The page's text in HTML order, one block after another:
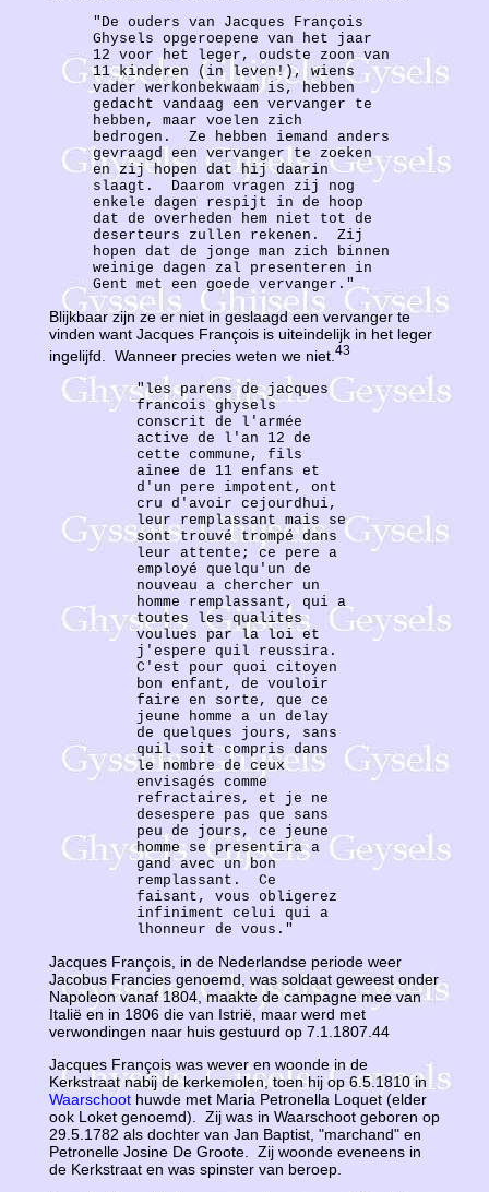
"De ouders van Jacques François
Ghysels opgeroepene van het jaar
12 voor het leger, oudste zoon van
11 kinderen (in leven!), wiens
vader werkonbekwaam is, hebben
gedacht vandaag een vervanger te
hebben, maar voelen zich
bedrogen. Ze hebben iemand anders
gevraagd een vervanger te zoeken
en zij hopen dat hij daarin
slaagt. Daarom vragen zij nog
enkele dagen respijt in de hoop
dat de overheden hem niet tot de
deserteurs zullen rekenen. Zij
hopen dat de jonge man zich binnen
weinige dagen zal presenteren in
Gent met een goede vervanger."
Blijkbaar zijn ze er niet in geslaagd een vervanger te
vinden want Jacques François is uiteindelijk in het leger
ingelijfd. Wanneer precies weten we niet.43
"les parens de jacques
francois ghysels
conscrit de l'armée
active de l'an 12 de
cette commune, fils
ainee de 11 enfans et
d'un pere impotent, ont
cru d'avoir cejourdhui,
leur remplassant mais se
sont trouvé trompé dans
leur attente; ce pere a
employé quelqu'un de
nouveau a chercher un
homme remplassant, qui a
toutes les qualites
voulues par la loi et
j'espere quil reussira.
C'est pour quoi citoyen
bon enfant, de vouloir
faire en sorte, que ce
jeune homme a un delay
de quelques jours, sans
quil soit compris dans
le nombre de ceux
envisagés comme
refractaires, et je ne
desespere pas que sans
peu de jours, ce jeune
homme se presentira a
gand avec un bon
remplassant. Ce
faisant, vous obligerez
infiniment celui qui a
lhonneur de vous."
Jacques François, in de Nederlandse periode weer
Jacobus Francies genoemd, was soldaat geweest onder
Napoleon vanaf 1804, maakte de campagne mee van
Italië en in 1806 die van Istrië, maar werd met
verwondingen naar huis gestuurd op 7.1.1807.44
Jacques François was wever en woonde in de
Kerkstraat nabij de kerkemolen, toen hij op 6.5.1810 in
Waarschoothuwde met Maria Petronella Loquet (elder
ook Loket genoemd). Zij was in Waarschoot geboren op
29.5.1782 als dochter van Jan Baptist, "marchand" en
Petronelle Josine De Groote. Zij woonde eveneens in
de Kerkstraat en was spinster van beroep.